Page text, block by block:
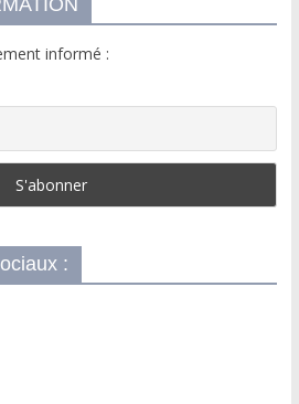
informé :
: